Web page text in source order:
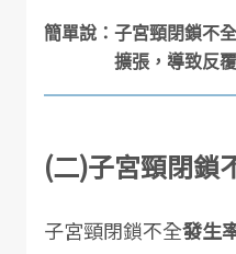
簡單說：子宮頸閉鎖不
(二)子宮頸閉鎖
子宮頸閉鎖不全發生